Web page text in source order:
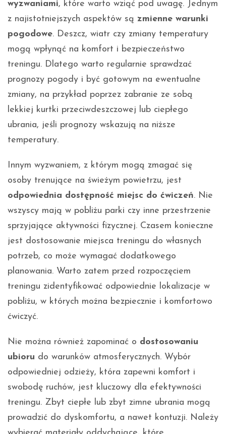
wyzwaniami, które warto wziąć pod uwagę. Jednym
z najistotniejszych aspektów są zmienne warunki
pogodowe. Deszcz, wiatr czy zmiany temperatury
mogą wpłynąć na komfort i bezpieczeństwo
treningu. Dlatego warto regularnie sprawdzać
prognozy pogody i być gotowym na ewentualne
zmiany, na przykład poprzez zabranie ze sobą
lekkiej kurtki przeciwdeszczowej lub ciepłego
ubrania, jeśli prognozy wskazują na niższe
temperatury.
Innym wyzwaniem, z którym mogą zmagać się
osoby trenujące na świeżym powietrzu, jest
odpowiednia dostępność miejsc do ćwiczeń. Nie
wszyscy mają w pobliżu parki czy inne przestrzenie
sprzyjające aktywności fizycznej. Czasem konieczne
jest dostosowanie miejsca treningu do własnych
potrzeb, co może wymagać dodatkowego
planowania. Warto zatem przed rozpoczęciem
treningu zidentyfikować odpowiednie lokalizacje w
pobliżu, w których można bezpiecznie i komfortowo
ćwiczyć.
Nie można również zapominać o dostosowaniu
ubioru do warunków atmosferycznych. Wybór
odpowiedniej odzieży, która zapewni komfort i
swobodę ruchów, jest kluczowy dla efektywności
treningu. Zbyt ciepłe lub zbyt zimne ubrania mogą
prowadzić do dyskomfortu, a nawet kontuzji. Należy